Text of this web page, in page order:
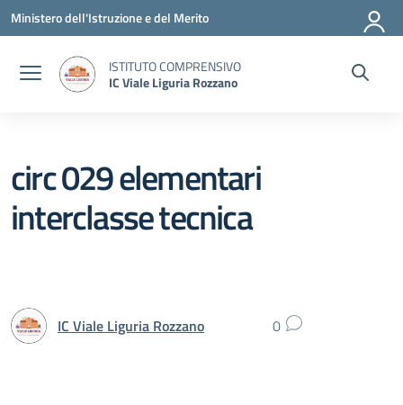
Vai ai contenuti
Vai al menu di navigazione
Vai al footer
Ministero dell'Istruzione e del Merito
ISTITUTO COMPRENSIVO
IC Viale Liguria Rozzano
circ 029 elementari
interclasse tecnica
IC Viale Liguria Rozzano 0